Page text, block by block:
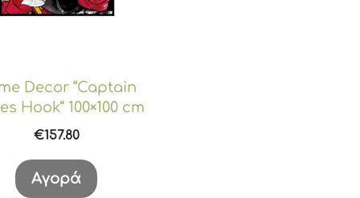
Decor “Captain
Hook” 100×100 cm
€157.80
Αγορά